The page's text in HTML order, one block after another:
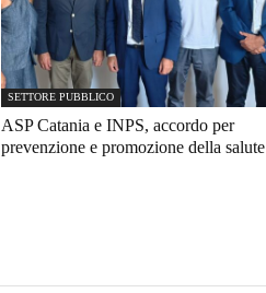
SETTORE PUBBLICO
ASP Catania e INPS, accordo per
prevenzione e promozione della salute